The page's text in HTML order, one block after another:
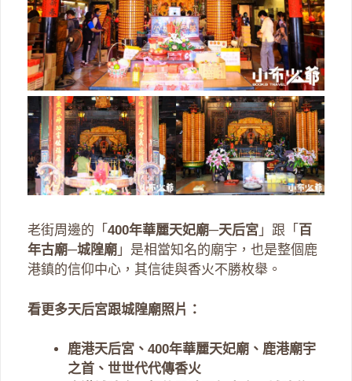
老街周邊的「 400年華麗天妃廟─天后宮 」跟「 百
年古廟─城隍廟 」是相當知名的廟宇，也是整個鹿
港鎮的信仰中心，其信徒與香火不勝枚舉。
看更多天后宮跟城隍廟照片：
鹿港天后宮、400年華麗天妃廟、鹿港廟宇
之首、世世代代傳香火